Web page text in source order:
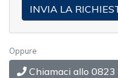
Oppure
Chiamaci allo